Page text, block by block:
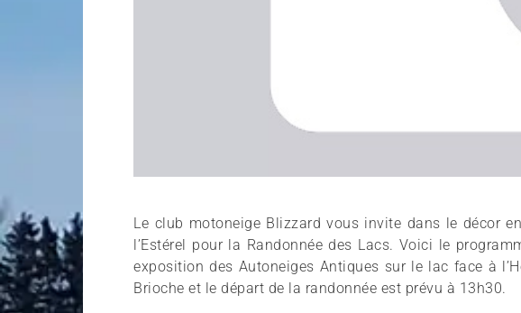
Le club motoneige Blizzard vous invite dans le décor
l’Estérel pour la Randonnée des Lacs. Voici le
exposition des Autoneiges Antiques sur le lac face à
Brioche et le départ de la randonnée est prévu à 13h30.